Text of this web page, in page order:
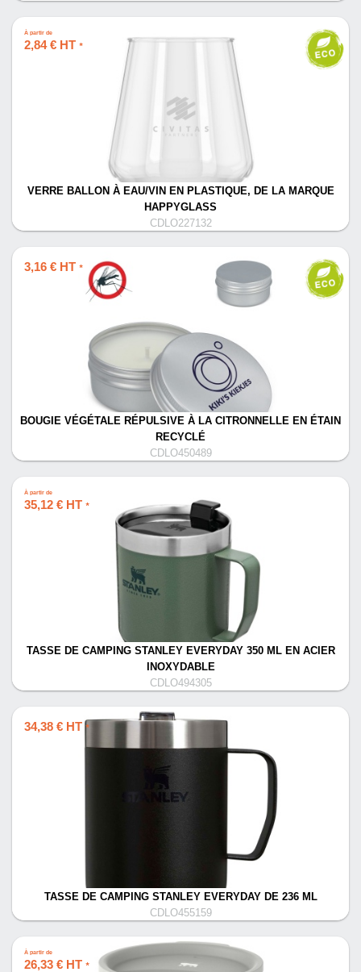
À partir de
2,84 € HT *
VERRE BALLON À EAU/VIN EN PLASTIQUE, DE LA MARQUE
HAPPYGLASS
CDLO227132
3,16 € HT *
BOUGIE VÉGÉTALE RÉPULSIVE À LA CITRONNELLE EN ÉTAIN
RECYCLÉ
CDLO450489
À partir de
35,12 € HT *
TASSE DE CAMPING STANLEY EVERYDAY 350 ML EN ACIER
INOXYDABLE
CDLO494305
34,38 € HT *
TASSE DE CAMPING STANLEY EVERYDAY DE 236 ML
CDLO455159
À partir de
26,33 € HT *